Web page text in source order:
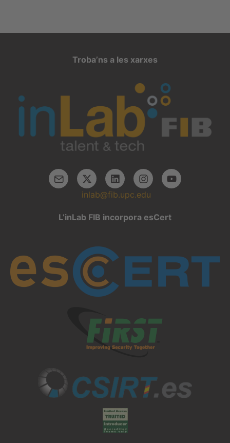
Troba’ns a les xarxes
inlab@fib.upc.edu
L’inLab FIB incorpora esCert